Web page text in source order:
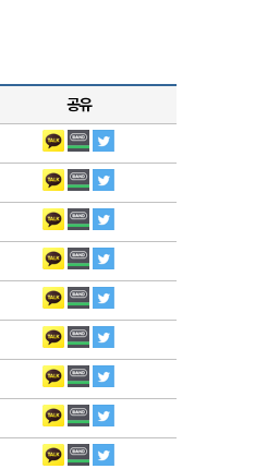
공유